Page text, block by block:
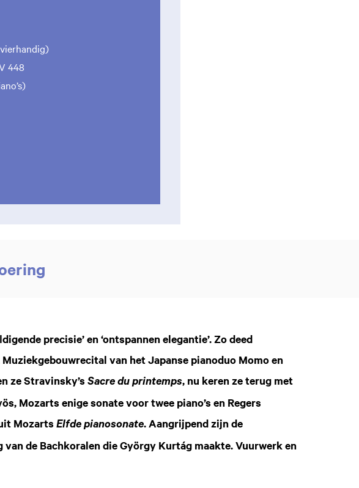
448
precisie’ en ‘ontspannen elegantie’. Zo deed
van het Japanse pianoduo Momo en
ze Stravinsky’s Sacre du printemps, nu keren ze terug met
Mozarts enige sonate voor twee piano’s en Regers
Mozarts Elfde pianosonate. Aangrijpend zijn de
de Bachkoralen die György Kurtág maakte. Vuurwerk en